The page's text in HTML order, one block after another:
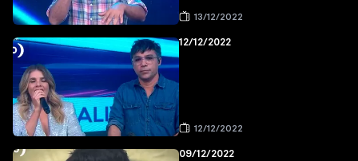
13/12/2022
12/12/2022
12/12/2022
09/12/2022